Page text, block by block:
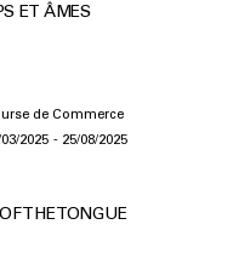
ET ÂMES
de Commerce
2025
25/08/2025
THE TONGUE